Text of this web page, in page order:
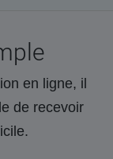
en ligne, il
de recevoir